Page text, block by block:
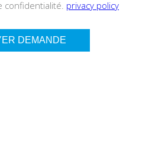
confidentialité. privacy policy